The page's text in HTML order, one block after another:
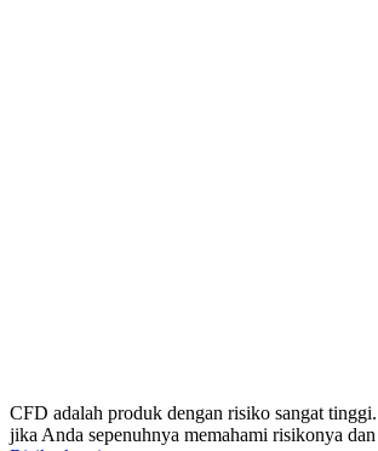
CFD adalah produk dengan risiko sangat
jika Anda sepenuhnya memahami risikonya dan